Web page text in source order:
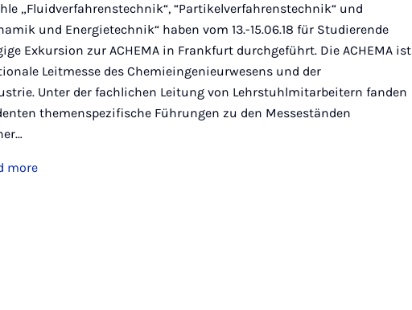
„Fluidverfahrenstechnik“, “Partikelverfahrenstechnik“ und
und Energietechnik“ haben vom 13.-15.06.18 für Studierende
Exkursion zur ACHEMA in Frankfurt durchgeführt. Die ACHEMA ist
Leitmesse des Chemieingenieurwesens und der
Unter der fachlichen Leitung von Lehrstuhlmitarbeitern fanden
themenspezifische Führungen zu den Messeständen
more